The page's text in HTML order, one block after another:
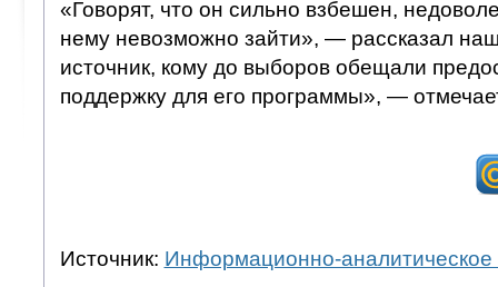
«Говорят, что он сильно взбешен,
нему невозможно зайти», — рассказал
источник, кому до выборов обещали
поддержку для его программы», —
Источник: Информационно-аналитическое